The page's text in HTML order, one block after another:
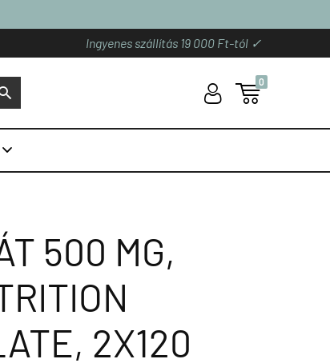
Ingyenes szállítás 19 000 Ft-tól ✓
U 
0

500 MG,
2X120